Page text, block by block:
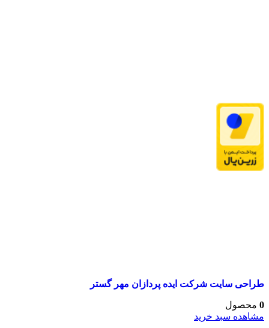
طراحی سایت شرکت ایده پردازان مهر گستر
0 محصول
مشاهده سبد خرید